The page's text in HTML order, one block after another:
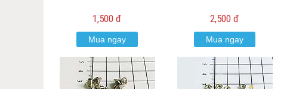
1,500 đ
Mua ngay
2,500 đ
Mua ngay